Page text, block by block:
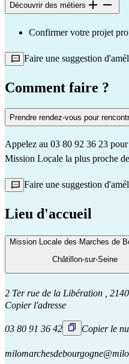
Découvrir des métiers
Confirmer votre projet
Faire une suggestion
Comment faire ?
Prendre rendez-vous pour
Appelez au 03 80 92 36 23
Mission Locale la plus proche
Faire une suggestion
Lieu d'accueil
Mission Locale des Marches de
Châtillon-sur-Seine
2 Ter rue de la Libération ,
Copier l'adresse
03 80 91 36 42 Copier le